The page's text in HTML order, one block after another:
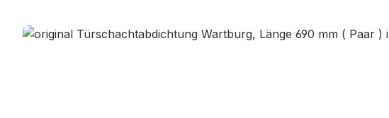
Bildergalerie überspringen